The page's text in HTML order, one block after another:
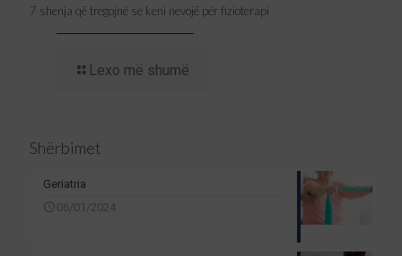
7 shenja që tregojnë se keni nevojë për fizioterapi
Lexo më shumë
Shërbimet
Geriatria
06/01/2024